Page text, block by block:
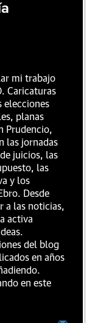
mi trabajo
Caricaturas
elecciones
planas
Prudencio,
las jornadas
juicios, las
las
y los
Desde
a las noticias,
activa
del blog
en años
en este